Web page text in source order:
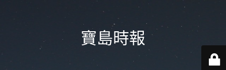
寶島時報